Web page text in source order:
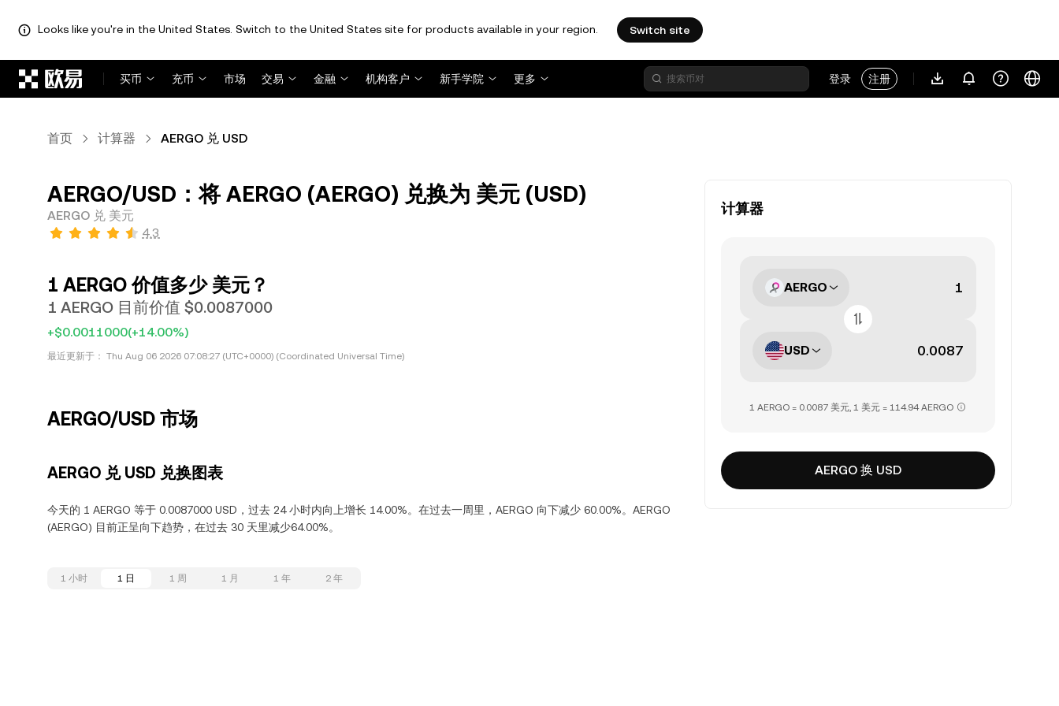
Looks like you're in the United States. Switch to the United States site for products available in your region. Switch site
买币
充币 市场 交易 金融 机构客户 新手学院 更多 登录 注册
首页 计算器 AERGO 兑 USD
AERGO/USD：将 AERGO (AERGO) 兑换为 美元 (USD)
AERGO 兑 美元
4.3
1 AERGO 价值多少 美元？
1 AERGO 目前价值 $0.0087000
+$0.0011000(+14.00%)
最近更新于： Thu Aug 06 2026 07:08:27 (UTC+0000) (Coordinated Universal Time)
AERGO/USD 市场
AERGO 兑 USD 兑换图表
今天的 1 AERGO 等于 0.0087000 USD，过去 24 小时内向上增长 14.00%。在过去一周里，AERGO 向下减少 60.00%。AERGO
(AERGO) 目前正呈向下趋势，在过去 30 天里减少64.00%。
1 小时 1 日 1 周 1 月 1 年 2 年
计算器
AERGO
USD
1 AERGO = 0.0087 美元, 1 美元 = 114.94 AERGO
AERGO 换 USD